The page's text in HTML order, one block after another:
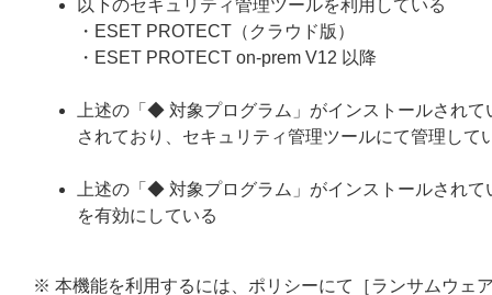
以下のセキュリティ管理ツールを利用している
・ESET PROTECT（クラウド版）
・ESET PROTECT on-prem V12 以降
上述の「◆ 対象プログラム」がインストールされ
されており、セキュリティ管理ツールにて管理して
上述の「◆ 対象プログラム」がインストールされ
を有効にしている
※ 本機能を利用するには、ポリシーにて［ランサムウェ